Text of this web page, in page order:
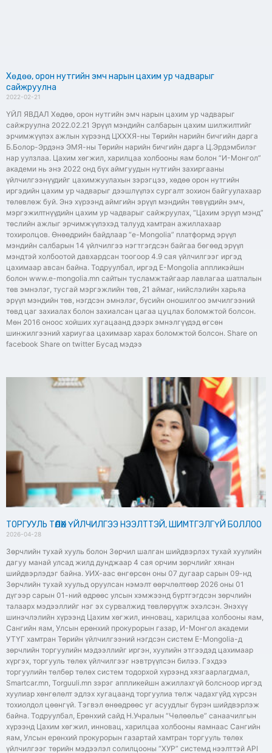
Хөдөө, орон нутгийн эмч нарын цахим ур чадварыг
сайжруулна
2022-02-21
ҮЙЛ ЯВДАЛ Хөдөө, орон нутгийн эмч нарын цахим ур чадварыг
сайжруулна 2022.02.21 Эрүүл мэндийн салбарын цахим шилжилтийг
эрчимжүүлэх ажлын хүрээнд ЦХХХЯ-ны Төрийн нарийн бичгийн дарга
Б.Болор-Эрдэнэ ЭМЯ-ны Төрийн нарийн бичгийн дарга Ц.Эрдэмбилэг
нар уулзлаа. Цахим хөгжил, харилцаа холбооны яам болон “И-Монгол”
академи нь энэ 2022 онд бүх аймгуудын нутгийн захиргааны
үйлчилгээнүүдийг цахимжуулахын зэрэгцээ, хөдөө орон нутгийн
иргэдийн цахим ур чадварыг дээшлүүлэх сургалт зохион байгуулахаар
төлөвлөж буй. Энэ хүрээнд аймгийн эрүүл мэндийн төвүүдийн эмч,
мэргэжилтнүүдийн цахим ур чадварыг сайжруулах, “Цахим эрүүл мэнд”
төслийн ажлыг эрчимжүүлэхэд талууд хамтран ажиллахаар
тохиролцов. Өнөөдрийн байдлаар “e-Mongolia” платформд эрүүл
мэндийн салбарын 14 үйлчилгээ нэгтгэгдсэн байгаа бөгөөд эрүүл
мэндтэй холбоотой давхардсан тоогоор 4.9 сая үйлчилгээг иргэд
цахимаар авсан байна. Тодруулбал, иргэд E-Mongolia аппликэйшн
болон www.e-mongolia.mn сайтын тусламжтайгаар лавлагаа шатлалын
төв эмнэлэг, тусгай мэргэжлийн төв, 21 аймаг, нийслэлийн харьяа
эрүүл мэндийн төв, нэгдсэн эмнэлэг, бүсийн оношилгоо эмчилгээний
төвд цаг захиалах болон захиалсан цагаа цуцлах боломжтой болсон.
Мөн 2016 оноос хойших хугацаанд дээрх эмнэлгүүдэд өгсөн
шинжилгээний хариугаа цахимаар харах боломжтой болсон. Share on
facebook Share on twitter Бусад мэдээ
ТОРГУУЛЬ ТӨЛӨХ ҮЙЛЧИЛГЭЭ НЭЭЛТТЭЙ, ШИМТГЭЛГҮЙ БОЛЛОО
2026-04-28
Зөрчлийн тухай хууль болон Зөрчил шалган шийдвэрлэх тухай хуулийн
дагуу манай улсад жилд дунджаар 4 сая орчим зөрчлийг хянан
шийдвэрлэдэг байна. УИХ-аас өнгөрсөн оны 07 дугаар сарын 09-нд
Зөрчлийн тухай хуульд оруулсан нэмэлт өөрчлөлтөөр 2026 оны 01
дүгээр сарын 01-ний өдрөөс улсын хэмжээнд бүртгэгдсэн зөрчлийн
талаарх мэдээллийг нэг эх сурвалжид төвлөрүүлж эхэлсэн. Энэхүү
шинэчлэлийн хүрээнд Цахим хөгжил, инновац, харилцаа холбооны яам,
Сангийн яам, Улсын ерөнхий прокурорын газар, И-Монгол академи
УТҮГ хамтран Төрийн үйлчилгээний нэгдсэн систем E-Mongolia-д
зөрчлийн торгуулийн мэдээллийг иргэн, хуулийн этгээдэд цахимаар
хүргэх, торгууль төлөх үйлчилгээг нэвтрүүлсэн билээ. Гэхдээ
торгуулийн төлбөр төлөх систем тодорхой хүрээнд хязгаарлагдмал,
Smartcar.mn, Torguuli.mn зэрэг аппликейшн ажиллахгүй болсноор иргэд
хуулиар хөнгөлөлт эдлэх хугацаанд торгуулиа төлж чадахгүйд хүрсэн
тохиолдол цөөнгүй. Тэгвэл өнөөдрөөс уг асуудлыг бүрэн шийдвэрлэж
байна. Тодруулбал, Ерөнхий сайд Н.Учралын “Чөлөөлье” санаачилгын
хүрээнд Цахим хөгжил, инновац, харилцаа холбооны яамнаас Сангийн
яам, Улсын ерөнхий прокурорын газартай хамтран торгууль төлөх
үйлчилгээг төрийн мэдээлэл солилцооны “ХУР” системд нээлттэй API